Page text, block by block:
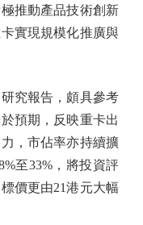
推動產品技術創新
實現規模化推廣與
究報告，頗具參考
預期，反映重卡出
，市佔率亦持續擴
至33%，將投資評
價更由21港元大幅